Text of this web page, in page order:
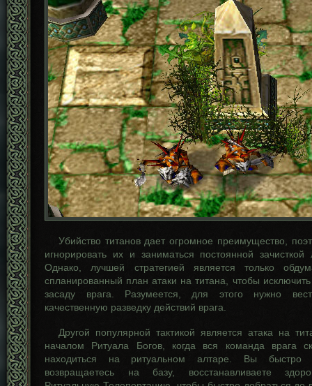
Убийство титанов дает огромное преимущество,
игнорировать их и заниматься постоянной зачисткой
Однако, лучшей стратегией является только
спланированный план атаки на титана, чтобы
засаду врага. Разумеется, для этого нужно
качественную разведку действий врага.
Другой популярной тактикой является атака на
началом Ритуала Богов, когда вся команда врага
находиться на ритуальном алтаре. Вы быстро
возвращаетесь на базу, восстанавливаете